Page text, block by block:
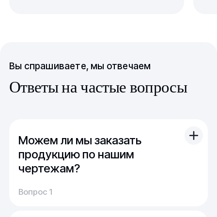
Вы спрашиваете, мы отвечаем
Ответы на частые вопросы
Можем ли мы заказать
продукцию по нашим
чертежам?
Вы можете отправить свой чертеж/проект
(в т.ч. примерный) с техническим заданием.
Вопрос 1